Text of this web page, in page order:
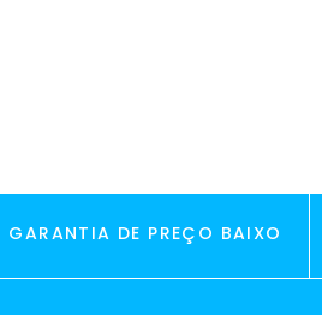
GARANTIA DE PREÇO BAIXO